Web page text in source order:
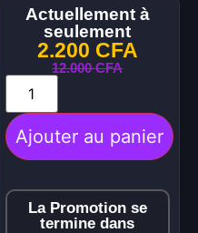
Actuellement à
seulement
2.200 CFA
12.000CFA
Ajouter au panier
La Promotion se
termine dans